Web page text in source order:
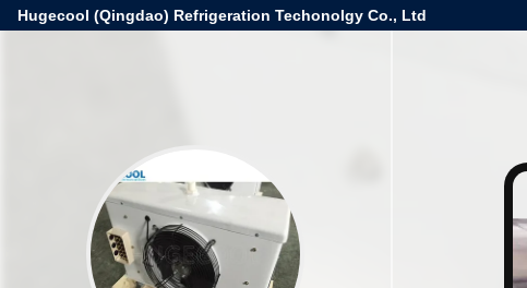
Hugecool (Qingdao) Refrigeration Techonolgy Co., Ltd